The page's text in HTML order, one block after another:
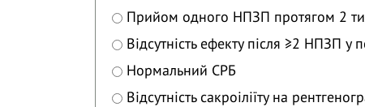
Прийом одного НПЗП протягом 2
Відсутність ефекту після ≥2 НПЗП
Нормальний СРБ
Відсутність сакроіліїту на